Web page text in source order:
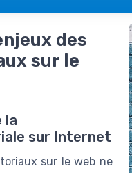
des
sur le
la
sur Internet
sur le web ne